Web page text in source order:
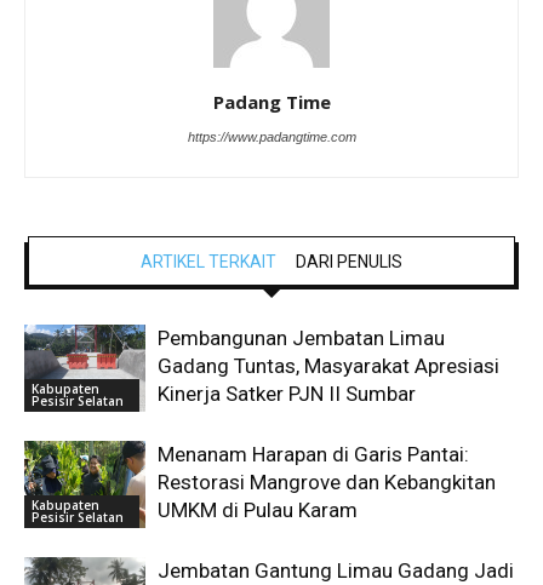
Padang Time
https://www.padangtime.com
ARTIKEL TERKAIT DARI PENULIS
Kabupaten
Pesisir Selatan
Pembangunan Jembatan Limau
Gadang Tuntas, Masyarakat Apresiasi
Kinerja Satker PJN II Sumbar
Kabupaten
Pesisir Selatan
Menanam Harapan di Garis Pantai:
Restorasi Mangrove dan Kebangkitan
UMKM di Pulau Karam
Jembatan Gantung Limau Gadang Jadi